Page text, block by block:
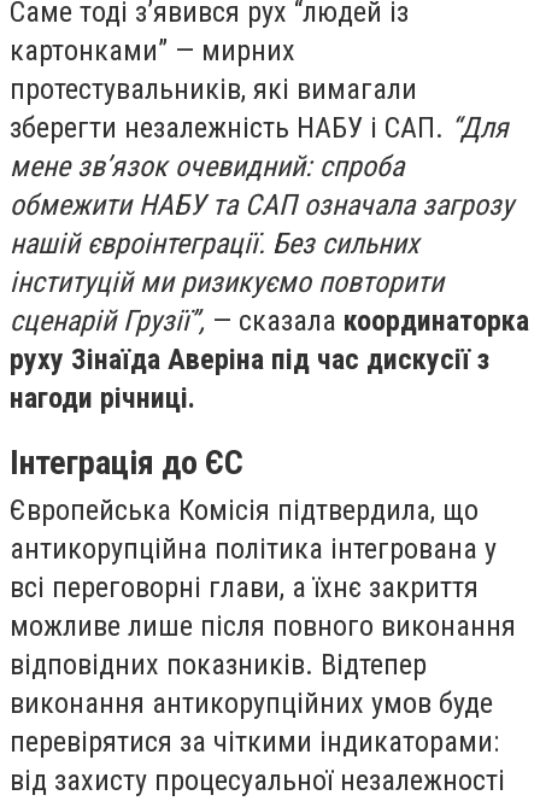
Саме тоді з’явився рух “людей із
картонками” — мирних
протестувальників, які вимагали
зберегти незалежність НАБУ і САП. “Для
мене зв’язок очевидний: спроба
обмежити НАБУ та САП означала загрозу
нашій євроінтеграції. Без сильних
інституцій ми ризикуємо повторити
сценарій Грузії”, — сказала координаторка
руху Зінаїда Аверіна під час дискусії з
нагоди річниці.
Інтеграція до ЄС
Європейська Комісія підтвердила, що
антикорупційна політика інтегрована у
всі переговорні глави, а їхнє закриття
можливе лише після повного виконання
відповідних показників. Відтепер
виконання антикорупційних умов буде
перевірятися за чіткими індикаторами:
від захисту процесуальної незалежності